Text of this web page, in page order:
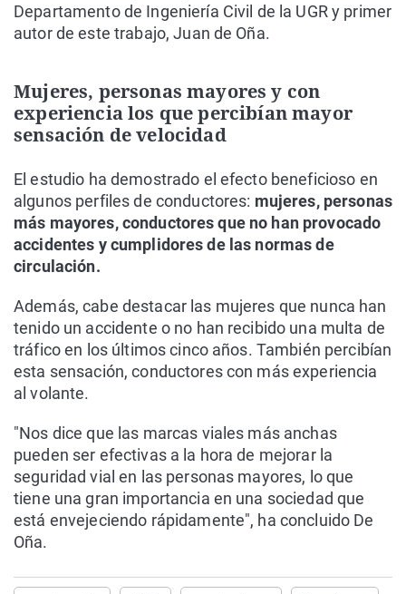
Departamento de Ingeniería Civil de la UGR y primer
autor de este trabajo, Juan de Oña.
Mujeres, personas mayores y con
experiencia los que percibían mayor
sensación de velocidad
El estudio ha demostrado el efecto beneficioso en
algunos perfiles de conductores: mujeres, personas
más mayores, conductores que no han provocado
accidentes y cumplidores de las normas de
circulación.
Además, cabe destacar las mujeres que nunca han
tenido un accidente o no han recibido una multa de
tráfico en los últimos cinco años. También percibían
esta sensación, conductores con más experiencia
al volante.
"Nos dice que las marcas viales más anchas
pueden ser efectivas a la hora de mejorar la
seguridad vial en las personas mayores, lo que
tiene una gran importancia en una sociedad que
está envejeciendo rápidamente", ha concluido De
Oña.